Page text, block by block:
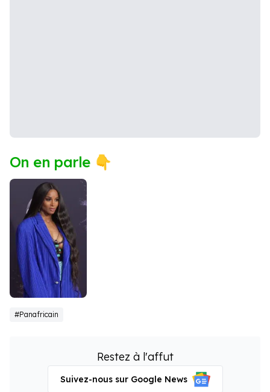
On en parle 👇
Ciara
#Panafricain
Restez à l'affut
Suivez-nous sur Google News